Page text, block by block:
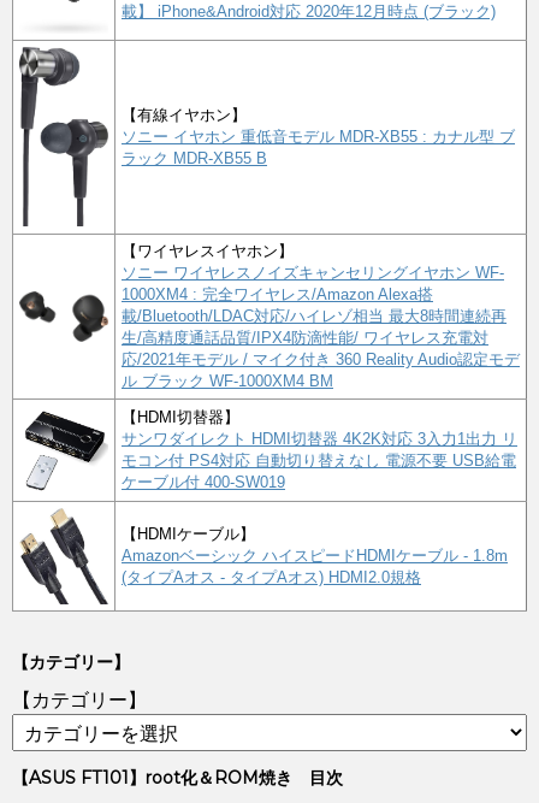
載】 iPhone&Android対応 2020年12月時点 (ブラック)
【有線イヤホン】
ソニー イヤホン 重低音モデル MDR-XB55 : カナル型 ブ
ラック MDR-XB55 B
【ワイヤレスイヤホン】
ソニー ワイヤレスノイズキャンセリングイヤホン WF-
1000XM4 : 完全ワイヤレス/Amazon Alexa搭
載/Bluetooth/LDAC対応/ハイレゾ相当 最大8時間連続再
生/高精度通話品質/IPX4防滴性能/ ワイヤレス充電対
応/2021年モデル / マイク付き 360 Reality Audio認定モデ
ル ブラック WF-1000XM4 BM
【HDMI切替器】
サンワダイレクト HDMI切替器 4K2K対応 3入力1出力 リ
モコン付 PS4対応 自動切り替えなし 電源不要 USB給電
ケーブル付 400-SW019
【HDMIケーブル】
Amazonベーシック ハイスピードHDMIケーブル - 1.8m
(タイプAオス - タイプAオス) HDMI2.0規格
【カテゴリー】
【カテゴリー】
【ASUS FT101】root化＆ROM焼き 目次